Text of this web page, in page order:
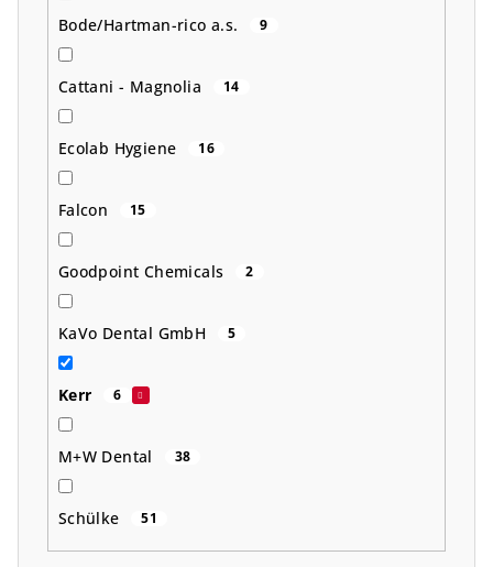
Bode/Hartman-rico a.s. 9
Cattani - Magnolia 14
Ecolab Hygiene 16
Falcon 15
Goodpoint Chemicals 2
KaVo Dental GmbH 5
Kerr 6
M+W Dental 38
Schülke 51